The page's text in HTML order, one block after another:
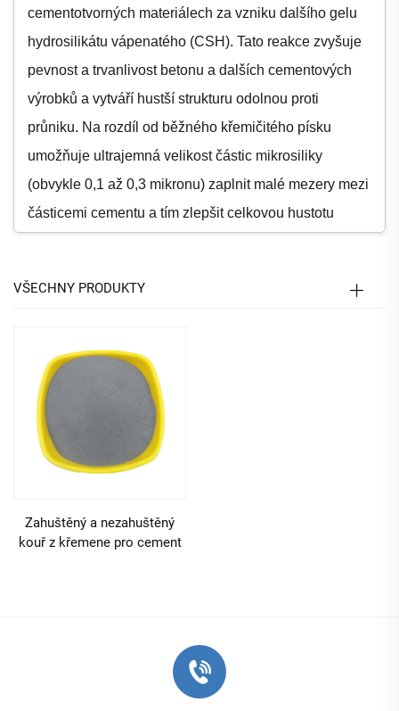
cementotvorných materiálech za vzniku dalšího gelu
hydrosilikátu vápenatého (CSH). Tato reakce zvyšuje
pevnost a trvanlivost betonu a dalších cementových
výrobků a vytváří hustší strukturu odolnou proti
průniku. Na rozdíl od běžného křemičitého písku
umožňuje ultrajemná velikost částic mikrosiliky
(obvykle 0,1 až 0,3 mikronu) zaplnit malé mezery mezi
částicemi cementu a tím zlepšit celkovou hustotu
materiálů, nikoli pouze pasivně vyplňuje mezery, čímž
● Ultrajemná velikost částic a vysoký povrchový
obsah
Ultrajemná velikost částic mikro křemene způsobuje
extrémně vysokou měrnou plochu, která zvyšuje jeho
reaktivitu a schopnost vazby. Díky měrné ploše až 20
celé směsi, čímž zajistí homogenní reakci a zpevnění.
Na rozdíl od hrubších přísad, které mohou vytvářet
slabá místa, se mikro křemen dokonale začleňuje do
VŠECHNY PRODUKTY
Zahuštěný a nezahuštěný
kouř z křemene pro cement